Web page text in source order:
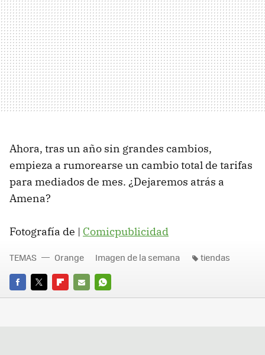
Ahora, tras un año sin grandes cambios,
empieza a rumorearse un cambio total de tarifas
para mediados de mes. ¿Dejaremos atrás a
Amena?
Fotografía de | Comicpublicidad
FACEBOOK
TWITTERFLIPBOARD
E-
WHATSAPP
TEMAS Orange Imagen de la semana tiendas